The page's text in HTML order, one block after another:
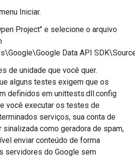
Iniciar.
Project" e selecione o arquivo
Data API
de unidade que você quer.
alguns testes exigem que os
definidos em unittests.dll.config
você executar os testes de
serviços, sua conta de
como geradora de spam,
enviar conteúdo de forma
servidores do Google sem